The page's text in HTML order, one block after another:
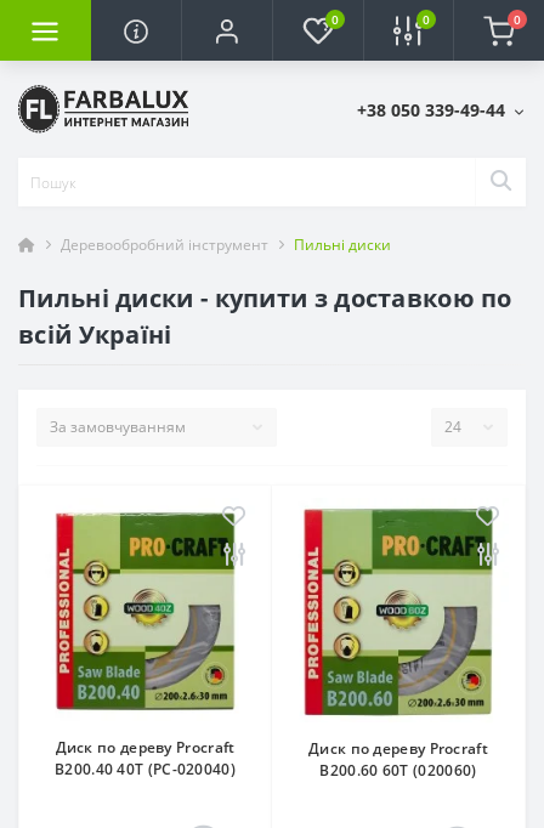
0 0 0
+38 050 339-49-44
Деревообробний інструмент Пильні диски
Пильні диски - купити з доставкою по
всій Україні
Диск по дереву Procraft
B200.40 40T (PC-020040)
Диск по дереву Procraft
B200.60 60T (020060)